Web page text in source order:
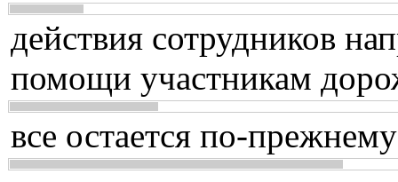
действия сотрудников
помощи участникам
все остается по-